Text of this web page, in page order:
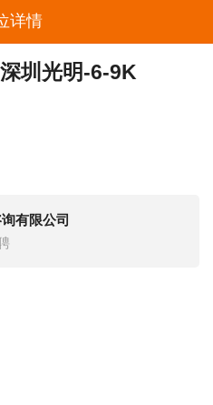
详情
圳光明-6-9K
有限公司